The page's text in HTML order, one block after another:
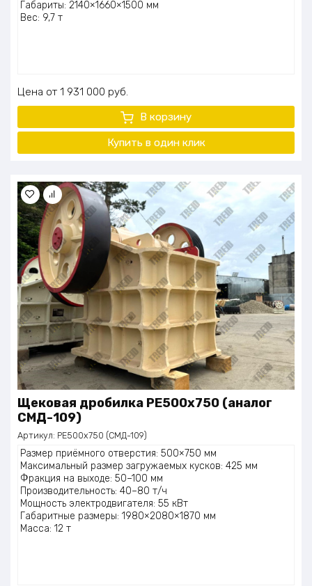
Габариты: 2140×1660×1500 мм
Вес: 9,7 т
Цена 1 931 000 руб.
В корзину
Купить в один клик
Щековая дробилка PE500x750 (аналог
СМД-109)
Артикул: PE500x750 (СМД-109)
Размер приёмного отверстия: 500×750 мм
Максимальный размер загружаемых кусков: 425 мм
Фракция на выходе: 50–100 мм
Производительность: 40–80 т/ч
Мощность электродвигателя: 55 кВт
Габаритные размеры: 1980×2080×1870 мм
Масса: 12 т